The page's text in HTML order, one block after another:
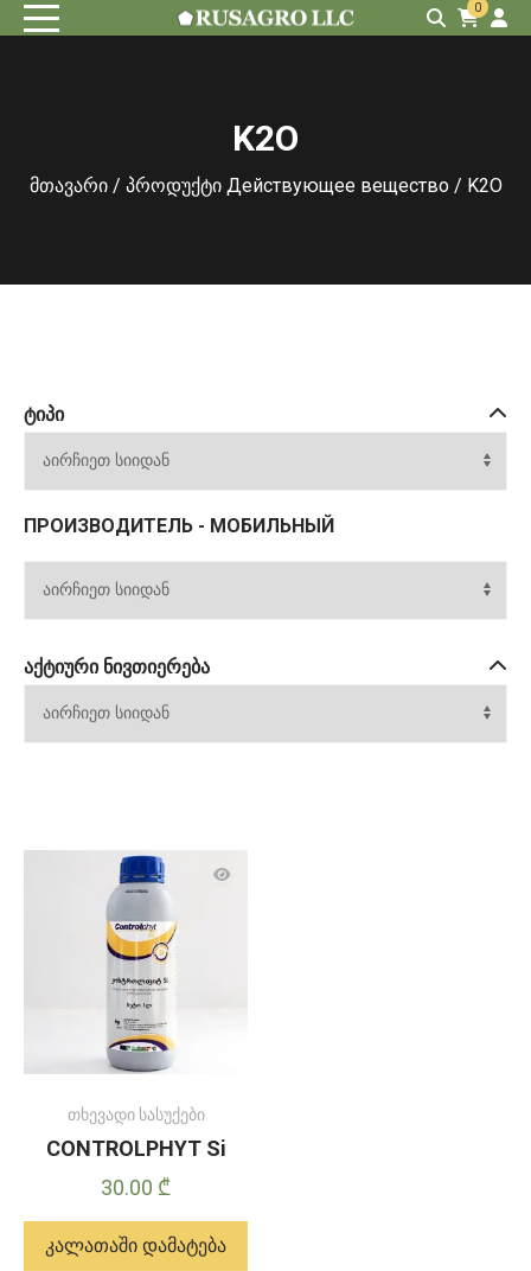
0
K2O
მთავარი/ პროდუქტი Действующее вещество / K2O
ᲢᲘᲞᲘ
ПРОИЗВОДИТЕЛЬ - МОБИЛЬНЫЙ
ᲐᲥᲢᲘᲣᲠᲘ ᲜᲘᲕᲗᲘᲔᲠᲔᲑᲐ
თხევადი სასუქები
CONTROLPHYT Si
30.00 ₾
კალათაში დამატება